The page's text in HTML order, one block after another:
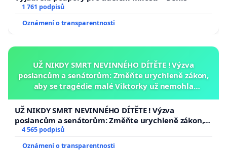
1 761 podpisů
Oznámení o transparentnosti
UŽ NIKDY SMRT NEVINNÉHO DÍTĚTE ! Výzva
poslancům a senátorům: Změňte urychleně zákon,
aby se tragédie malé Viktorky už nemohla
UŽ NIKDY SMRT NEVINNÉHO DÍTĚTE ! Výzva
poslancům a senátorům: Změňte urychleně zákon,
aby se tragédie malé Viktorky už nemohla opakovat!
4 565 podpisů
Oznámení o transparentnosti